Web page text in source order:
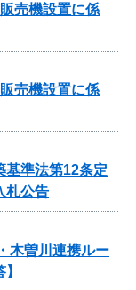
売機設置に係
売機設置に係
基準法第12条定
札公告
木曽川連携ルー